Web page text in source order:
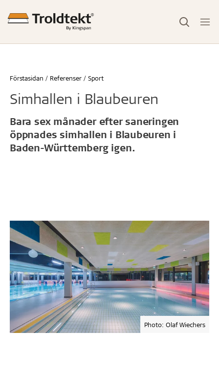
Förstasidan Referenser Sport
Simhallen i Blaubeuren
Bara sex månader efter saneringen
öppnades simhallen i Blaubeuren i
Baden-Württemberg igen.
Photo: Olaf Wiechers